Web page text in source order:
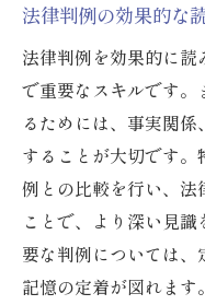
法律判例の効果的な
法律判例を効果的に
で重要なスキルです。
るためには、事実関
することが大切です
例との比較を行い、法
ことで、より深い見
要な判例については、
記憶の定着が図れま